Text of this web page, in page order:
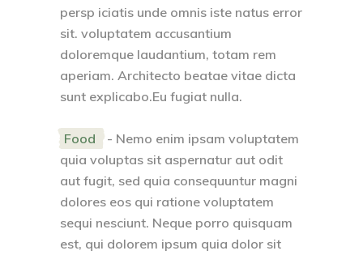
persp iciatis unde omnis iste natus error
sit. voluptatem accusantium
doloremque laudantium, totam rem
aperiam. Architecto beatae vitae dicta
sunt explicabo.Eu fugiat nulla.
Food - Nemo enim ipsam voluptatem
quia voluptas sit aspernatur aut odit
aut fugit, sed quia consequuntur magni
dolores eos qui ratione voluptatem
sequi nesciunt. Neque porro quisquam
est, qui dolorem ipsum quia dolor sit